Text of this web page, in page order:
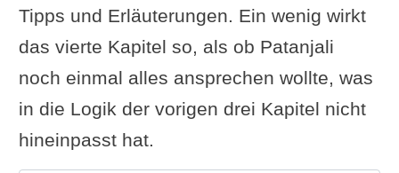
Tipps und Erläuterungen. Ein wenig wirkt
das vierte Kapitel so, als ob Patanjali
noch einmal alles ansprechen wollte, was
in die Logik der vorigen drei Kapitel nicht
hineinpasst hat.